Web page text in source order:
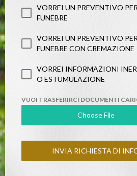
VORREI UN PREVENTIVO
FUNEBRE
VORREI UN PREVENTIVO
FUNEBRE CON CREMAZIONE
VORREI INFORMAZIONI
O ESTUMULAZIONE
VUOI TRASFERIRCI DOCUMENTI
Choose File
INVIA RICHIESTA DI